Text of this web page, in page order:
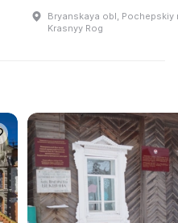
Bryanskaya obl, Pochepskiy
Krasnyy Rog